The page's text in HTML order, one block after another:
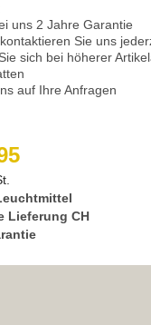
uns 2 Jahre Garantie
Sie uns
sich bei höherer
auf Ihre Anfragen
Lieferung CH